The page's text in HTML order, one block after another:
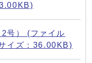
号） (ファイル
イズ：36.00KB)